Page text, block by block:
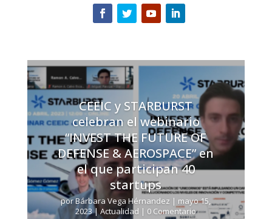
CEEIC y STARBURST
celebran el webinario
“INVEST THE FUTURE OF
DEFENSE & AEROSPACE” en
el que participan 40
startups
porBárbara Vega Hérnandez | mayo 15,
2023|Actualidad | 0 Comentario